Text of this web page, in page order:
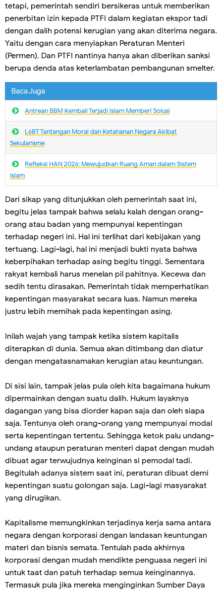
tetapi, pemerintah sendiri bersikeras untuk memberikan
penerbitan izin kepada PTFI dalam kegiatan ekspor tadi
dengan dalih potensi kerugian yang akan diterima negara.
Yaitu dengan cara menyiapkan Peraturan Menteri
(Permen). Dan PTFI nantinya hanya akan diberikan sanksi
berupa denda atas keterlambatan pembangunan smelter.
Baca Juga
Antrean BBM Kembali Terjadi lslam Memberi Solusi
L6BT Tantangan Moral dan Ketahanan Negara Akibat
Sekularisme
Refleksi HAN 2026: Mewujudkan Ruang Aman dalam Sistem
Islam
Dari sikap yang ditunjukkan oleh pemerintah saat ini,
begitu jelas tampak bahwa selalu kalah dengan orang-
orang atau badan yang mempunyai kepentingan
terhadap negeri ini. Hal ini terlihat dari kebijakan yang
tertuang. Lagi-lagi, hal ini menjadi bukti nyata bahwa
keberpihakan terhadap asing begitu tinggi. Sementara
rakyat kembali harus menelan pil pahitnya. Kecewa dan
sedih tentu dirasakan. Pemerintah tidak memperhatikan
kepentingan masyarakat secara luas. Namun mereka
justru lebih memihak pada kepentingan asing.
Inilah wajah yang tampak ketika sistem kapitalis
diterapkan di dunia. Semua akan ditimbang dan diatur
dengan mengatasnamakan kerugian atau keuntungan.
Di sisi lain, tampak jelas pula oleh kita bagaimana hukum
dipermainkan dengan suatu dalih. Hukum layaknya
dagangan yang bisa diorder kapan saja dan oleh siapa
saja. Tentunya oleh orang-orang yang mempunyai modal
serta kepentingan tertentu. Sehingga ketok palu undang-
undang ataupun peraturan menteri dapat dengan mudah
dibuat agar terwujudnya keinginan si pemodal tadi.
Begitulah adanya sistem saat ini, peraturan dibuat demi
kepentingan suatu golongan saja. Lagi-lagi masyarakat
yang dirugikan.
Kapitalisme memungkinkan terjadinya kerja sama antara
negara dengan korporasi dengan landasan keuntungan
materi dan bisnis semata. Tentulah pada akhirnya
korporasi dengan mudah mendikte penguasa negeri ini
untuk taat dan patuh terhadap semua keinginannya.
Termasuk pula jika mereka menginginkan Sumber Daya